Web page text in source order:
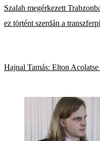
Szalah megérkezett
ez történt szerdán a
Hajnal Tamás: Elton